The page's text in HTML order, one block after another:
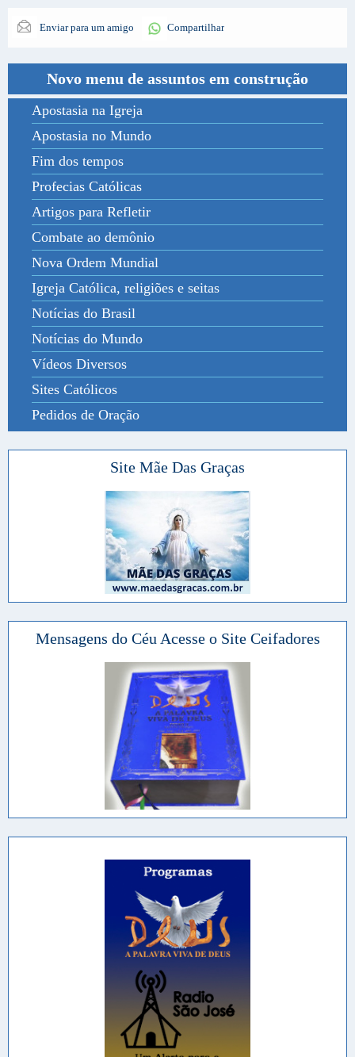
Enviar para um amigo Compartilhar
Novo menu de assuntos em construção
Apostasia na Igreja
Apostasia no Mundo
Fim dos tempos
Profecias Católicas
Artigos para Refletir
Combate ao demônio
Nova Ordem Mundial
Igreja Católica, religiões e seitas
Notícias do Brasil
Notícias do Mundo
Vídeos Diversos
Sites Católicos
Pedidos de Oração
Site Mãe Das Graças
Mensagens do Céu Acesse o Site Ceifadores